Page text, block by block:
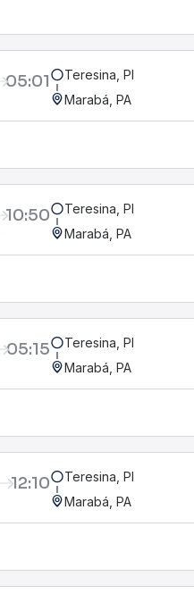
05:01
Teresina, PI
Marabá, PA
10:50
Teresina, PI
Marabá, PA
05:15
Teresina, PI
Marabá, PA
12:10
Teresina, PI
Marabá, PA